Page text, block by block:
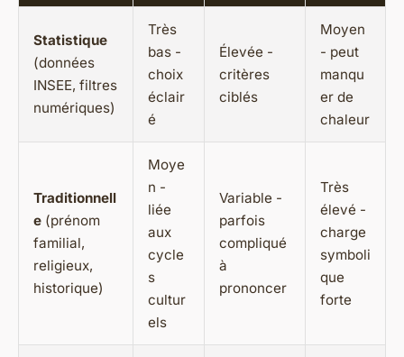
Statistique
(données
INSEE, filtres
numériques)
Très
bas -
choix
éclair
é
Élevée -
critères
ciblés
Moyen
- peut
manqu
er de
chaleur
Traditionnell
e (prénom
familial,
religieux,
historique)
Moye
n -
liée
aux
cycle
s
cultur
els
Variable -
parfois
compliqué
à
prononcer
Très
élevé -
charge
symboli
que
forte